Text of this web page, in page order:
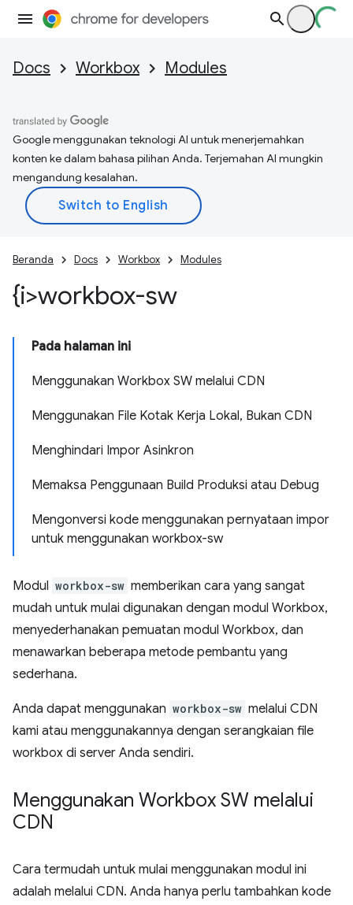
Docs Workbox Modules
Google menggunakan teknologi AI untuk menerjemahkan
konten ke dalam bahasa pilihan Anda. Terjemahan AI mungkin
mengandung kesalahan.
Beranda Docs Workbox Modules
{i>workbox-sw
Pada halaman ini
Menggunakan Workbox SW melalui CDN
Menggunakan File Kotak Kerja Lokal, Bukan CDN
Menghindari Impor Asinkron
Memaksa Penggunaan Build Produksi atau Debug
Mengonversi kode menggunakan pernyataan impor
untuk menggunakan workbox-sw
Modul workbox-sw memberikan cara yang sangat
mudah untuk mulai digunakan dengan modul Workbox,
menyederhanakan pemuatan modul Workbox, dan
menawarkan beberapa metode pembantu yang
sederhana.
Anda dapat menggunakan workbox-sw melalui CDN
kami atau menggunakannya dengan serangkaian file
workbox di server Anda sendiri.
Menggunakan Workbox SW melalui
CDN
Cara termudah untuk mulai menggunakan modul ini
adalah melalui CDN. Anda hanya perlu tambahkan kode